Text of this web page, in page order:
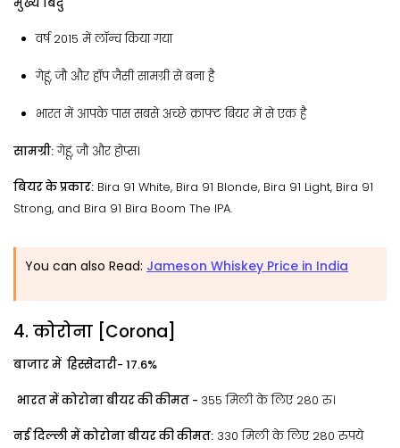
वर्ष 2015 में लॉन्च किया गया
गेहूं, जौ और हॉप जैसी सामग्री से बना है
भारत में आपके पास सबसे अच्छे क्राफ्ट बियर में से एक है
सामग्री:गेहूं, जौ और होप्स।
बियर के प्रकार: Bira 91 White, Bira 91 Blonde, Bira 91 Light, Bira 91
Strong, and Bira 91 Bira Boom The IPA.
You can also Read: Jameson Whiskey Price in India
4. कोरोना [Corona]
बाजार में हिस्सेदारी- 17.6%
भारत में कोरोना बीयर की कीमत - 355 मिली के लिए 280 रु।
नई दिल्ली में कोरोना बीयर की कीमत: 330 मिली के लिए 280 रुपये